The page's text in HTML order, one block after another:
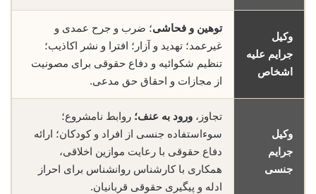
وکیل
جرایم علیه
اشخاص
توهین و فحاشی؛ ضرب و جرح عمدی و
غیرعمد؛ تهدید و آزار؛ افترا و نشر اکاذیب؛
تنظیم شکوائیه و دفاع حقوقی برای مصونیت
از مجازات و احقاق حق مدعی.
وکیل
جرایم
جنسی
تجاوز، ورود به عنف؛ روابط نامشروع؛
سوءاستفاده جنسی از افراد و کودکان؛ ارائه
دفاع حقوقی با رعایت موازین اخلاقی،
همکاری با کارشناس روانشناس برای احراز
ادله و پیگیری حقوقی قربانیان.